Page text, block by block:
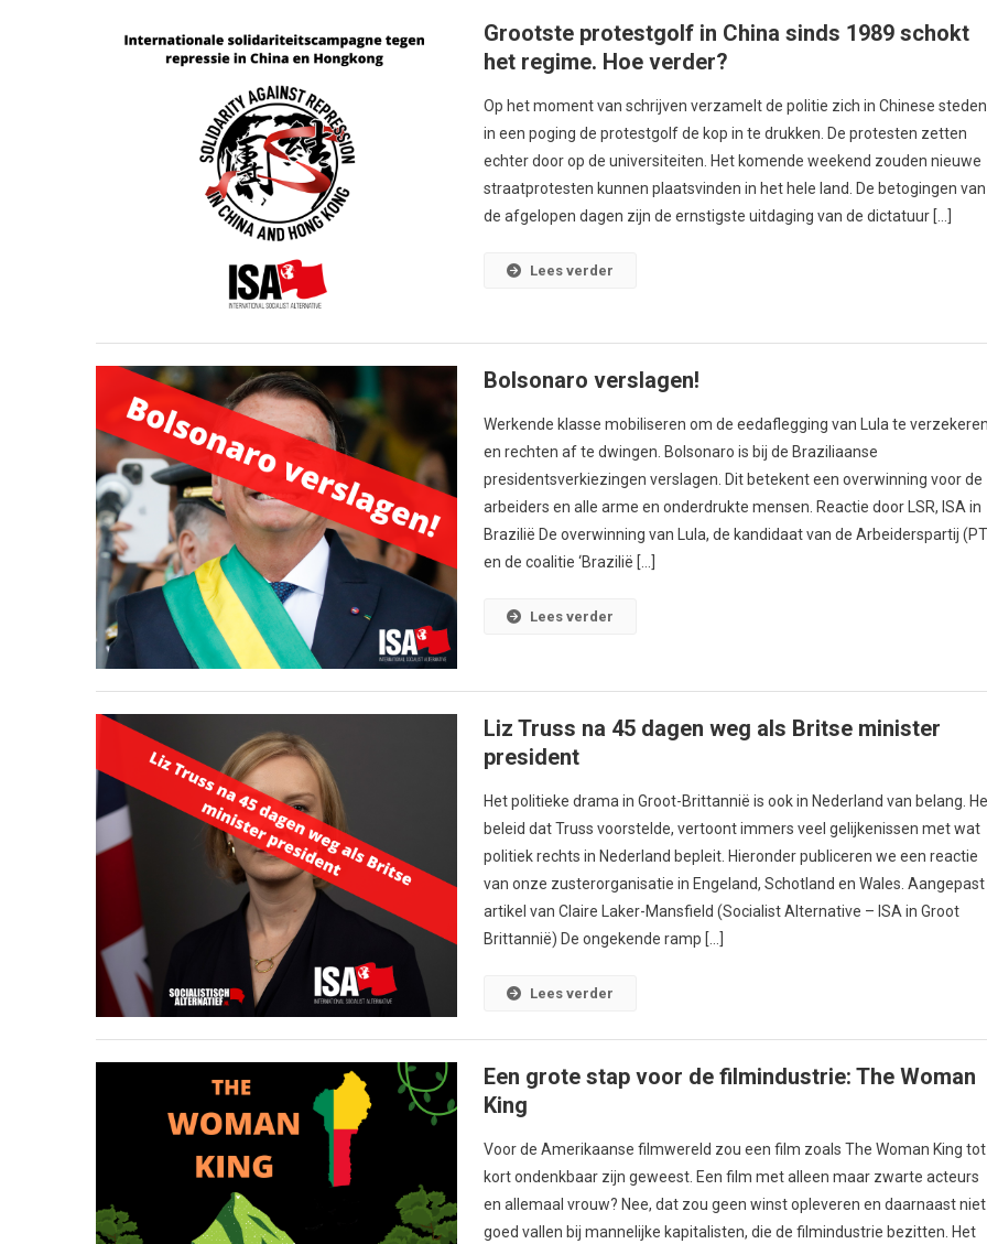
Grootste protestgolf in China sinds 1989 schokt
het regime. Hoe verder?
Op het moment van schrijven verzamelt de politie zich in Chinese steden
in een poging de protestgolf de kop in te drukken. De protesten zetten
echter door op de universiteiten. Het komende weekend zouden nieuwe
straatprotesten kunnen plaatsvinden in het hele land. De betogingen van
de afgelopen dagen zijn de ernstigste uitdaging van de dictatuur […]
Lees verder
Bolsonaro verslagen!
Werkende klasse mobiliseren om de eedaflegging van Lula te
en rechten af te dwingen. Bolsonaro is bij de Braziliaanse
presidentsverkiezingen verslagen. Dit betekent een overwinning voor de
arbeiders en alle arme en onderdrukte mensen. Reactie door LSR, ISA in
Brazilië De overwinning van Lula, de kandidaat van de Arbeiderspartij
en de coalitie ‘Brazilië […]
Lees verder
Liz Truss na 45 dagen weg als Britse minister
president
Het politieke drama in Groot-Brittannië is ook in Nederland van belang.
beleid dat Truss voorstelde, vertoont immers veel gelijkenissen met wat
politiek rechts in Nederland bepleit. Hieronder publiceren we een reactie
van onze zusterorganisatie in Engeland, Schotland en Wales. Aangepast
artikel van Claire Laker-Mansfield (Socialist Alternative – ISA in Groot
Brittannië) De ongekende ramp […]
Lees verder
Een grote stap voor de filmindustrie: The Woman
King
Voor de Amerikaanse filmwereld zou een film zoals The Woman King tot
kort ondenkbaar zijn geweest. Een film met alleen maar zwarte acteurs
en allemaal vrouw? Nee, dat zou geen winst opleveren en daarnaast niet
goed vallen bij mannelijke kapitalisten, die de filmindustrie bezitten. Het